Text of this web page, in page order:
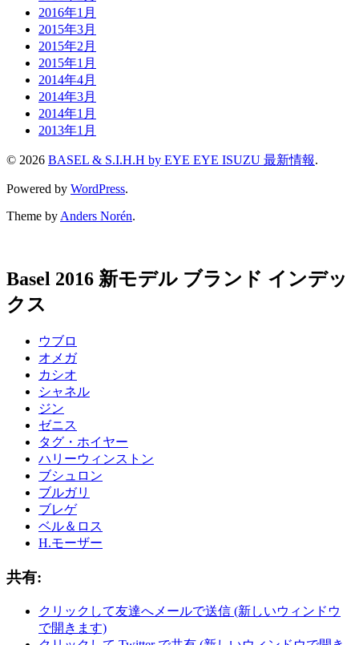
2016年1月
2015年3月
2015年2月
2015年1月
2014年4月
2014年3月
2014年1月
2013年1月
© 2026 BASEL & S.I.H.H by EYE EYE ISUZU 最新情報.
Powered by WordPress.
Theme by Anders Norén.
Basel 2016 新モデル ブランド インデッ
クス
ウブロ
オメガ
カシオ
シャネル
ジン
ゼニス
タグ・ホイヤー
ハリーウィンストン
ブシュロン
ブルガリ
ブレゲ
ベル＆ロス
H.モーザー
共有:
クリックして友達へメールで送信 (新しいウィンドウ
で開きます)